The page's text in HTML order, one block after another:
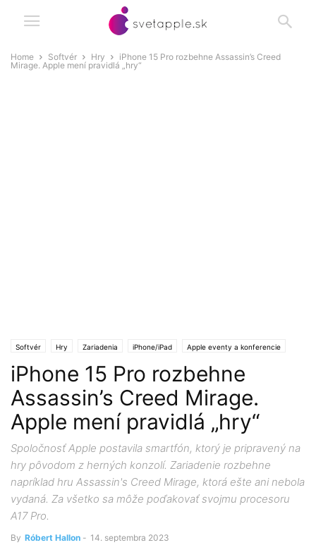
Home Softvér Hry
iPhone 15 Pro rozbehne Assassin’s Creed
Mirage. Apple mení pravidlá „hry“
Softvér Hry Zariadenia iPhone/iPad Apple eventy a konferencie
Keynote
iPhone 15 Pro rozbehne
Assassin’s Creed Mirage.
Apple mení pravidlá „hry“
Spoločnosť Apple postavila smartfón, ktorý je pripravený na
hry pôvodom z herných konzolí. Zariadenie rozbehne
napríklad hru Assassin's Creed Mirage, ktorá ešte ani nebola
vydaná. Za všetko sa môže poďakovať svojmu procesoru
A17 Pro.
By Róbert Hallon - 14. septembra 2023